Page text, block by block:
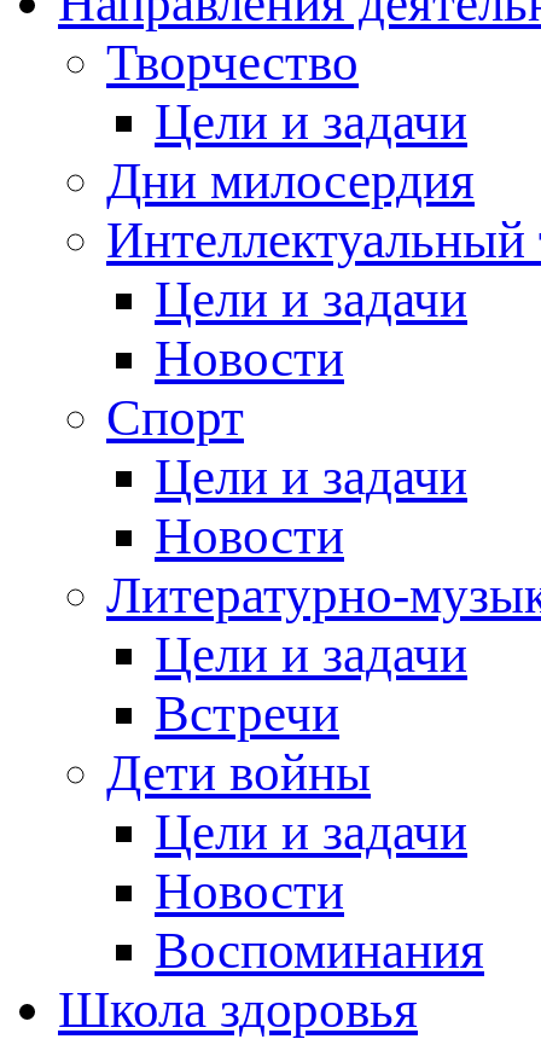
Творчество
Цели и задачи
Дни милосердия
Интеллектуальный
Цели и задачи
Новости
Спорт
Цели и задачи
Новости
Литературно-
Цели и задачи
Встречи
Дети войны
Цели и задачи
Новости
Воспоминания
Школа здоровья